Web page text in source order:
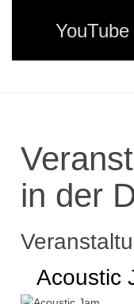
YouTube
in der
Acoustic